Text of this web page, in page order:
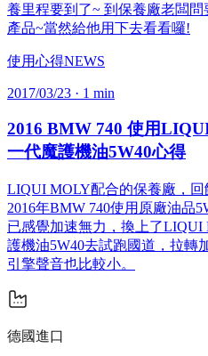
養里程要到了~ 到保養廠老闆
產品~當然給他用下去看看囉!
使用心得NEWS
2017/03/23 · 1 min
2016 BMW 740 使用
一代魔護機油5W40心得
LIQUI MOLY配合的保養廠，
2016年BMW 740使用原廠油品
已感覺加速無力，換上了LIQUI
護機油5W40去試跑國道，拉轉
引擎聲音也比較小。
德國進口